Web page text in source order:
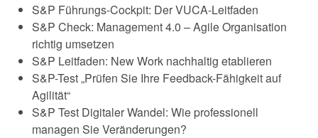
S&P Führungs-Cockpit: Der VUCA-Leitfaden
S&P Check: Management 4.0 – Agile Organisation
richtig umsetzen
S&P Leitfaden: New Work nachhaltig etablieren
S&P-Test „Prüfen Sie Ihre Feedback-Fähigkeit auf
Agilität“
S&P Test Digitaler Wandel: Wie professionell
managen Sie Veränderungen?